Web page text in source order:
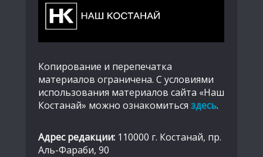
Копирование и перепечатка
материалов ограничена. С условиями
использования материалов сайта «Наш
Костанай» можно ознакомиться здесь.
Адрес редакции: 110000 г. Костанай, пр.
Аль-Фараби, 90